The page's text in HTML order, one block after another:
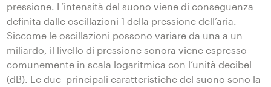
pressione. L’intensità del suono viene di conseguenza
definita dalle oscillazioni 1 della pressione dell’aria.
Siccome le oscillazioni possono variare da una a un
miliardo, il livello di pressione sonora viene espresso
comunemente in scala logaritmica con l’unità decibel
(dB). Le due principali caratteristiche del suono sono la